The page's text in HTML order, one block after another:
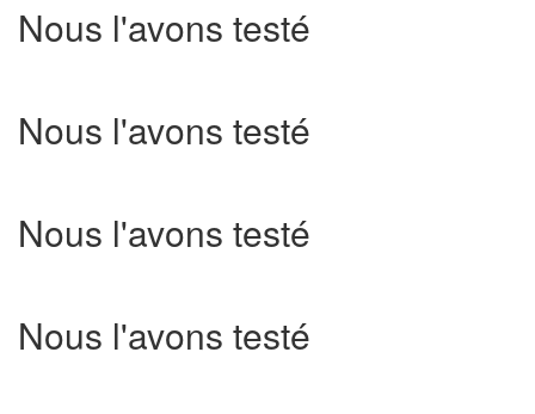
Nous l'avons testé
Nous l'avons testé
Nous l'avons testé
Nous l'avons testé